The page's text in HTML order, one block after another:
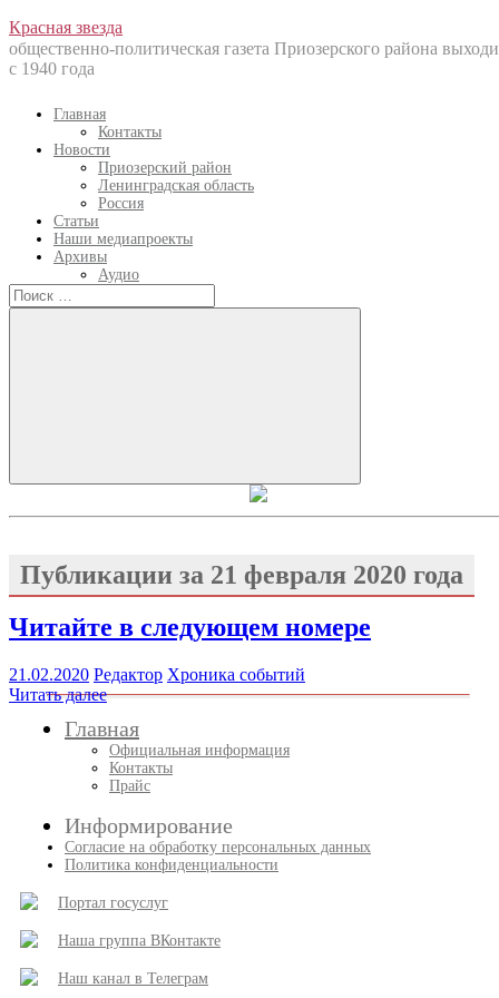
Перейти
к
содержанию
Красная звезда
общественно-политическая газета Приозерского района
с 1940 года
Главная
Контакты
Новости
Приозерский район
Ленинградская область
Россия
Статьи
Наши медиапроекты
Архивы
Аудио
Искать:
Искать
Публикации за 21 февраля 2020 года
Читайте в следующем номере
21.02.2020 Редактор Хроника событий
Читать далее
Главная
Официальная информация
Контакты
Прайс
Информирование
Согласие на обработку персональных данных
Политика конфиденциальности
Портал госуслуг
Наша группа ВКонтакте
Наш канал в Телеграм